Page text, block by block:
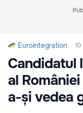
Eurointegration 10
Candidatul
al
a-și vedea